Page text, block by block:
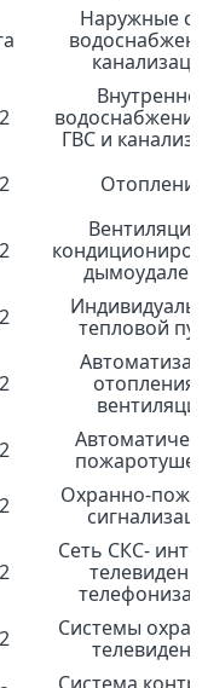
Наружные
ГВС и
Отопление
Вентиляция
тепловой
отопления
Охранно-
Сеть СКС-
Системы